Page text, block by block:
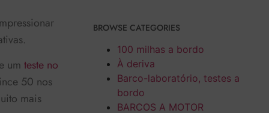
um teste no
50 nos
mais
BROWSE CATEGORIES
100 milhas a bordo
À deriva
Barco-laboratório, testes a
bordo
BARCOS A MOTOR